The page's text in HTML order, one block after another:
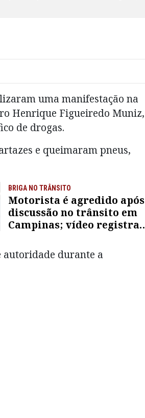
uma manifestação na
Henrique Figueiredo Muniz,
de drogas.
e queimaram pneus,
BRIGA NO TRÂNSITO
Motorista é agredido após
discussão no trânsito em
Campinas; vídeo registra
autoridade durante a